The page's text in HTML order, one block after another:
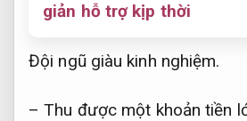
giản hỗ trợ kịp thời
Đội ngũ giàu kinh nghiệm.
– Thu được một khoản tiền